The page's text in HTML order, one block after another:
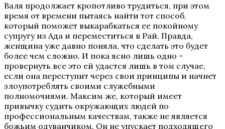
Валя продолжает кропотливо трудиться, при этом
время от времени пытаясь найти тот способ,
который поможет выкарабкаться ее покойному
супругу из Ада и переместиться в Рай. Правда,
женщина уже давно поняла, что сделать это будет
более чем сложно. И пока ясно лишь одно –
провернуть все это ей удастся лишь в том случае,
если она переступит через свои принципы и начнет
злоупотреблять своими служебными
полномочиями. Максим же, который имеет
привычку судить окружающих людей по
профессиональным качествам, также не является
божьим одуванчиком. Он не упускает подходящего